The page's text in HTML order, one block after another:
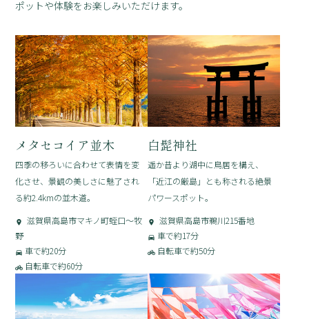
ポットや体験をお楽しみいただけます。
メタセコイア並木
四季の移ろいに合わせて表情を変
化させ、景観の美しさに魅了され
る約2.4kmの並木道。
滋賀県高島市マキノ町蛭口～牧
野
車で約20分
自転車で約60分
白髭神社
遥か昔より湖中に鳥居を構え、
「近江の厳島」とも称される絶景
パワースポット。
滋賀県高島市鵜川215番地
車で約17分
自転車で約50分